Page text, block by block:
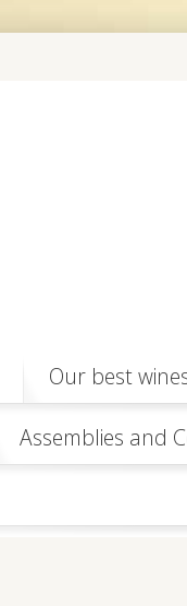
Our best
Assemblies and